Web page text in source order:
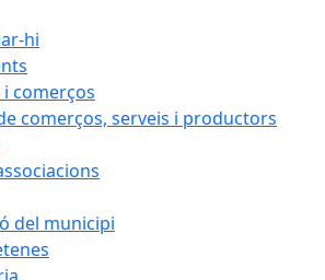
hi
i comerços
comerços, serveis i productors
del municipi